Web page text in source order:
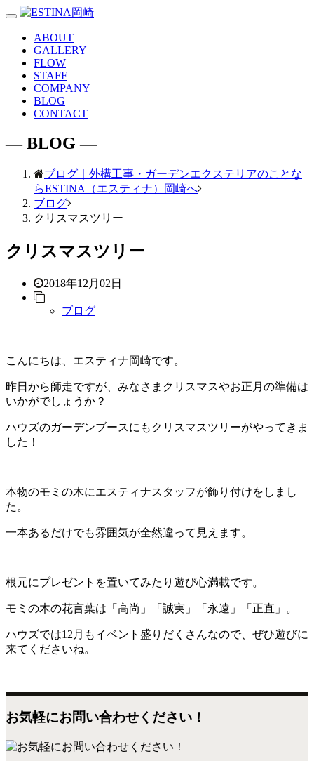
Toggle
navigation
ABOUT
GALLERY
FLOW
STAFF
COMPANY
BLOG
CONTACT
― BLOG ―
ブログ｜外構工事・ガーデンエクステリアのことな
らESTINA（エスティナ）岡崎へ
ブログ
クリスマスツリー
クリスマスツリー
2018年12月02日
ブログ
こんにちは、エスティナ岡崎です。
昨日から師走ですが、みなさまクリスマスやお正月の準備は
いかがでしょうか？
ハウズのガーデンブースにもクリスマスツリーがやってきま
した！
本物のモミの木にエスティナスタッフが飾り付けをしまし
た。
一本あるだけでも雰囲気が全然違って見えます。
根元にプレゼントを置いてみたり遊び心満載です。
モミの木の花言葉は「高尚」「誠実」「永遠」「正直」。
ハウズでは12月もイベント盛りだくさんなので、ぜひ遊びに
来てくださいね。
お気軽にお問い合わせください！